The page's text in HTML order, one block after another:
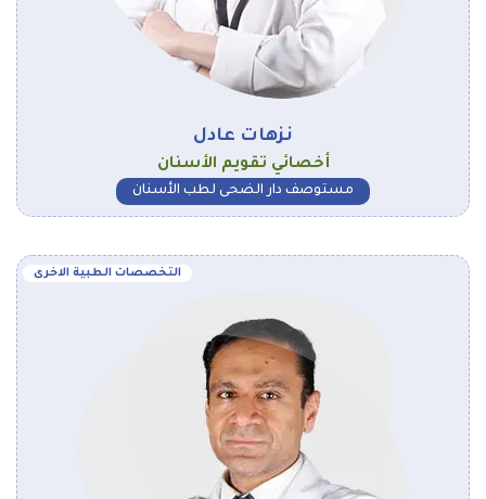
نزهات عادل
أخصائي تقويم الأسنان
مستوصف دار الضحى لطب الأسنان
التخصصات الطبية الاخرى